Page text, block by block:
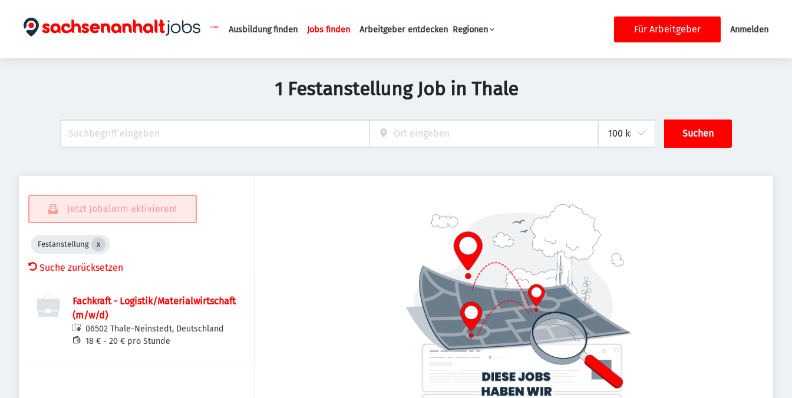
Haupt-Navigation
Ausbildung finden Jobs finden Arbeitgeber entdecken Regionen Für Arbeitgeber Anmelden
1 Festanstellung Job in Thale
Suchen
Jetzt Jobalarm aktivieren!
Festanstellung
Suche zurücksetzen
Fachkraft - Logistik/Materialwirtschaft
(m/w/d)
06502 Thale-Neinstedt, Deutschland
18 € - 20 € pro Stunde